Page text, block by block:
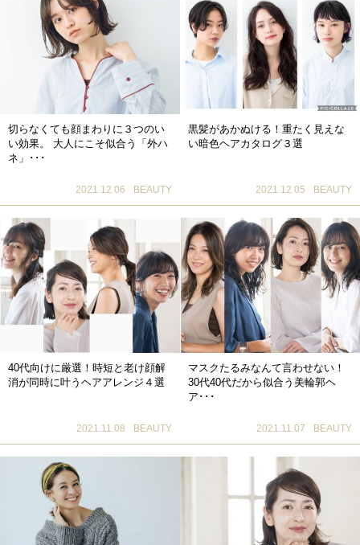
切らなくても顔まわりに３つのい
い効果。 大人にこそ似合う「外ハ
ネ」･･･
2021.12.06 BEAUTY
黒髪があかぬける！重たく見えな
い暗色ヘアカタログ３選
2021.12.05 BEAUTY
40代向けに厳選！時短と老け顔解
消が同時に叶うヘアアレンジ４選
2021.11.08 BEAUTY
マスクたるみなんて言わせない！
30代40代だから似合う美輪郭ヘ
ア･･･
2021.11.07 BEAUTY